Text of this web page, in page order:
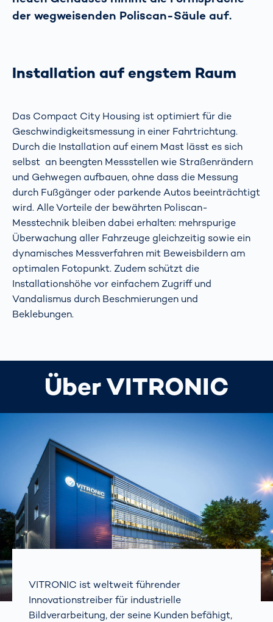
der wegweisenden Poliscan-Säule auf.
Installation auf engstem Raum
Das Compact City Housing ist optimiert für die
Geschwindigkeitsmessung in einer Fahrtrichtung.
Durch die Installation auf einem Mast lässt es sich
selbst an beengten Messstellen wie Straßenrändern
und Gehwegen aufbauen, ohne dass die Messung
durch Fußgänger oder parkende Autos beeinträchtigt
wird. Alle Vorteile der bewährten Poliscan-
Messtechnik bleiben dabei erhalten: mehrspurige
Überwachung aller Fahrzeuge gleichzeitig sowie ein
dynamisches Messverfahren mit Beweisbildern am
optimalen Fotopunkt. Zudem schützt die
Installationshöhe vor einfachem Zugriff und
Vandalismus durch Beschmierungen und
Beklebungen.
Über VITRONIC
VITRONIC ist weltweit führender
Innovationstreiber für industrielle
Bildverarbeitung, der seine Kunden befähigt,